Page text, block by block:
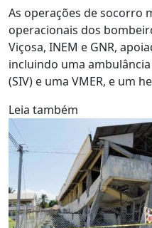
As operações de socorro
operacionais dos
Viçosa, INEM e GNR,
incluindo uma
(SIV) e uma VMER, e um
Leia também